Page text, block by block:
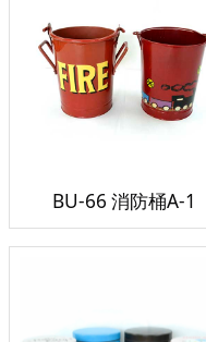
BU-66 消防桶A-1